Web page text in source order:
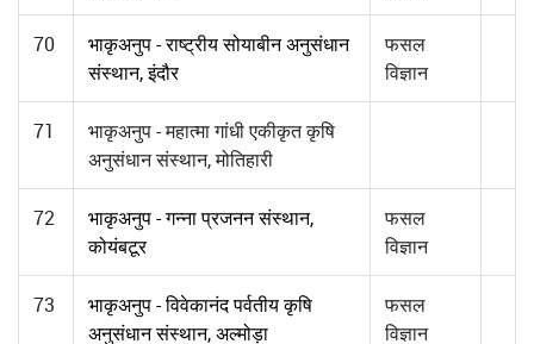
70
भाकृअनुप - राष्ट्रीय सोयाबीन अनुसंधान
संस्थान, इंदौर
फसल
विज्ञान
71
भाकृअनुप - महात्मा गांधी एकीकृत कृषि
अनुसंधान संस्थान, मोतिहारी
72
भाकृअनुप - गन्ना प्रजनन संस्थान,
कोयंबटूर
फसल
विज्ञान
73
भाकृअनुप - विवेकानंद पर्वतीय कृषि
अनुसंधान संस्थान, अल्मोड़ा
फसल
विज्ञान